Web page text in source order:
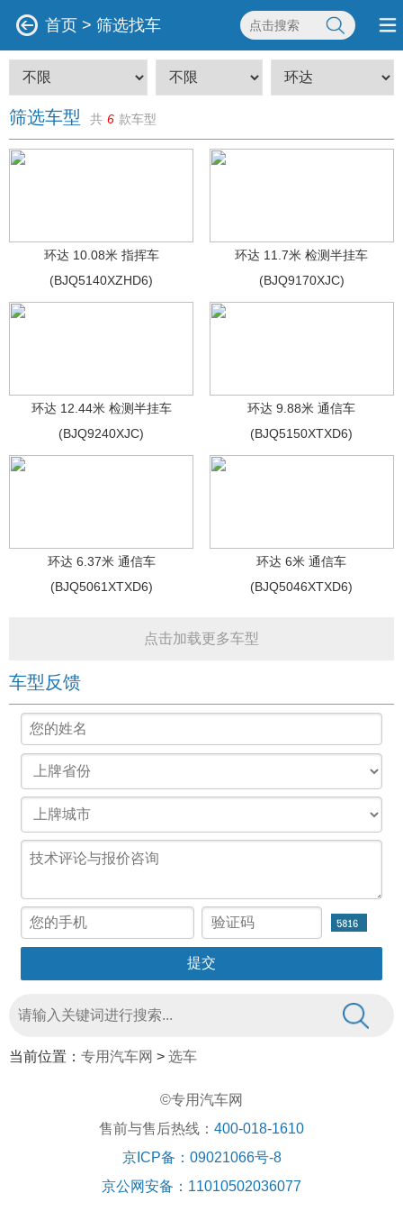
首页 > 筛选找车
筛选车型 共 6 款车型
环达 10.08米 指挥车
(BJQ5140XZHD6)
环达 11.7米 检测半挂车
(BJQ9170XJC)
环达 12.44米 检测半挂车
(BJQ9240XJC)
环达 9.88米 通信车
(BJQ5150XTXD6)
环达 6.37米 通信车
(BJQ5061XTXD6)
环达 6米 通信车
(BJQ5046XTXD6)
点击加载更多车型
车型反馈
当前位置： 专用汽车网 > 选车
©专用汽车网
售前与售后热线： 400-018-1610
京ICP备：09021066号-8
京公网安备：11010502036077